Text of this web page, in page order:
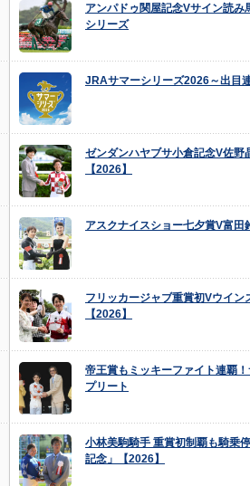
アンパドゥ関屋記念Vサイン読
シリーズ
JRAサマーシリーズ2026～出目
ゼンダンハヤブサ小倉記念V佐野
【2026】
アスクナイスショー七夕賞V富田
フリッカージャブ重賞初Vウイン
【2026】
帝王賞もミッキーファイト連覇
プリート
小林美駒騎手 重賞初制覇も騎乗
記念」【2026】